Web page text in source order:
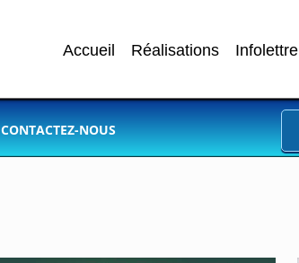
CONTACTEZ-NOUS
Accueil Réalisations Infolettre